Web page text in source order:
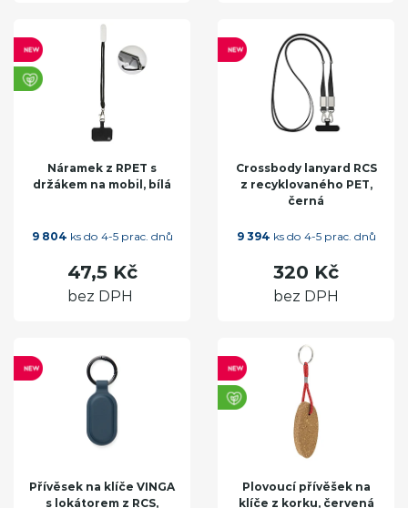
Náramek z RPET s
držákem na mobil, bílá
9 804 ks do 4-5 prac. dnů
47,5 Kč
bez DPH
Crossbody lanyard RCS
z recyklovaného PET,
černá
9 394 ks do 4-5 prac. dnů
320 Kč
bez DPH
Přívěsek na klíče VINGA
s lokátorem z RCS,
Plovoucí přívěšek na
klíče z korku, červená